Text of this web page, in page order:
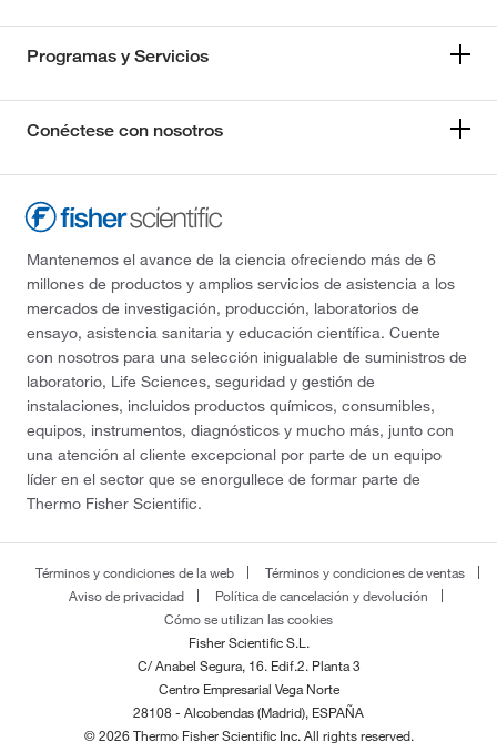
Programas y Servicios
Conéctese con nosotros
Mantenemos el avance de la ciencia ofreciendo más de 6
millones de productos y amplios servicios de asistencia a los
mercados de investigación, producción, laboratorios de
ensayo, asistencia sanitaria y educación científica. Cuente
con nosotros para una selección inigualable de suministros de
laboratorio, Life Sciences, seguridad y gestión de
instalaciones, incluidos productos químicos, consumibles,
equipos, instrumentos, diagnósticos y mucho más, junto con
una atención al cliente excepcional por parte de un equipo
líder en el sector que se enorgullece de formar parte de
Thermo Fisher Scientific.
Términos y condiciones de la web
Términos y condiciones de ventas
Aviso de privacidad
Política de cancelación y devolución
Cómo se utilizan las cookies
Fisher Scientific S.L.
C/ Anabel Segura, 16. Edif.2. Planta 3
Centro Empresarial Vega Norte
28108 - Alcobendas (Madrid), ESPAÑA
© 2026 Thermo Fisher Scientific Inc. All rights reserved.